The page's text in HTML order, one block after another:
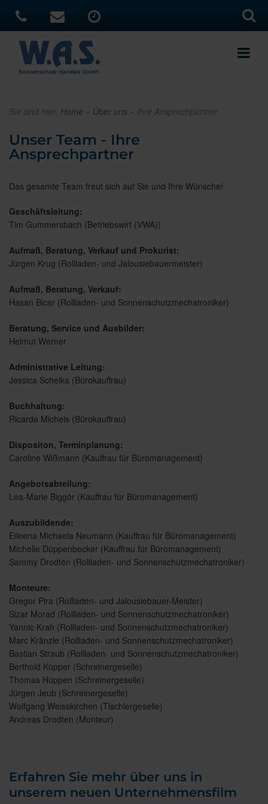
Sie sind hier: Home » Über uns » Ihre Ansprechpartner
Unser Team - Ihre
Ansprechpartner
Das gesamte Team freut sich auf Sie und Ihre Wünsche!
Geschäftsleitung:
Tim Gummersbach (Betriebswirt (VWA))
Aufmaß, Beratung, Verkauf und Prokurist:
Jürgen Krug (Rollladen- und Jalousiebauermeister)
Aufmaß, Beratung, Verkauf:
Hasan Bicer (Rollladen- und Sonnenschutzmechatroniker)
Beratung, Service und Ausbilder:
Helmut Werner
Administrative Leitung:
Jessica Scheika (Bürokauffrau)
Buchhaltung:
Ricarda Michels (Bürokauffrau)
Dispositon, Terminplanung:
Caroline Wißmann (Kauffrau für Büromanagement)
Angebotsabteilung:
Lea-Marie Biggör (Kauffrau für Büromanagement)
Auszubildende:
Eileena Michaela Neumann (Kauffrau für Büromanagement)
Michelle Düppenbecker (Kauffrau für Büromanagement)
Sammy Drodten (Rollladen- und Sonnenschutzmechatroniker)
Monteure:
Gregor Pira (Rollladen- und Jalousiebauer-Meister)
Sizar Morad (Rollladen- und Sonnenschutzmechatroniker)
Yannic Krah (Rollladen- und Sonnenschutzmechatroniker)
Marc Kränzle (Rollladen- und Sonnenschutzmechatroniker)
Bastian Straub (Rollladen- und Sonnenschutzmechatroniker)
Berthold Küpper (Schreinergeselle)
Thomas Hüppen (Schreinergeselle)
Jürgen Jeub (Schreinergeselle)
Wolfgang Weisskirchen (Tischlergeselle)
Andreas Drodten (Monteur)
Erfahren Sie mehr über uns in
unserem neuen Unternehmensfilm